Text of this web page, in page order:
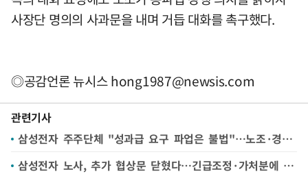
사장단 명의의 사과문을 내며 거듭 대화를 촉구했다.
◎공감언론 뉴시스hong1987@newsis.com
관련기사
삼성전자 주주단체 "성과급 요구 파업은 불법"…노조·경영진 상대 법적대응 예고
삼성전자 노사, 추가 협상문 닫혔다…긴급조정·가처분에 쏠린 눈